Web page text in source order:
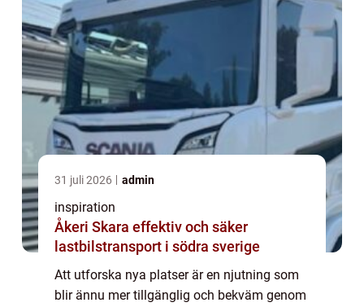
31 juli 2026 admin
inspiration
Åkeri Skara effektiv och säker
lastbilstransport i södra sverige
Att utforska nya platser är en njutning som
blir ännu mer tillgänglig och bekväm genom